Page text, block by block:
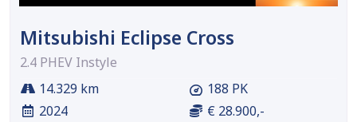
Mitsubishi Eclipse Cross
2.4 PHEV Instyle
14.329 km
2024
188 PK
€ 28.900,-